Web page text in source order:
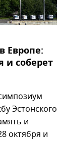
Европе:
и соберет
Эстонского
и
октября и